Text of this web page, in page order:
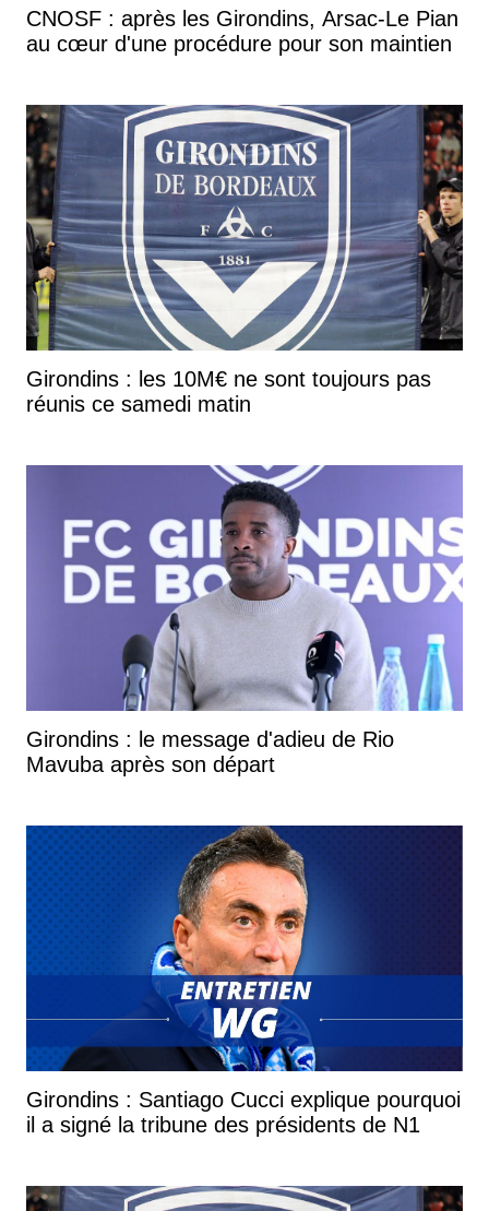
CNOSF : après les Girondins, Arsac-Le Pian
au cœur d'une procédure pour son maintien
Girondins : les 10M€ ne sont toujours pas
réunis ce samedi matin
Girondins : le message d'adieu de Rio
Mavuba après son départ
Girondins : Santiago Cucci explique pourquoi
il a signé la tribune des présidents de N1